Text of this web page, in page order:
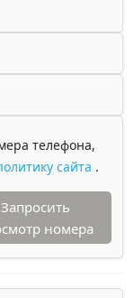
телефона,
сайта .
Запросить
номера